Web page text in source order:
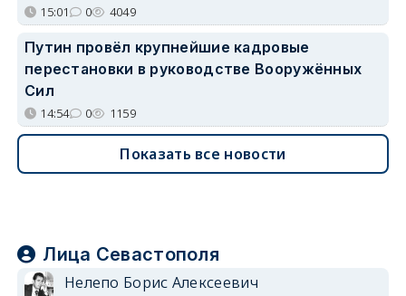
15:01 0 4049
Путин провёл крупнейшие кадровые
перестановки в руководстве Вооружённых
Сил
14:54 0 1159
Показать все новости
Лица Севастополя
Нелепо Борис Алексеевич